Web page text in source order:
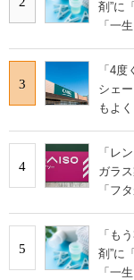
剤”に
「一
3
「4
シェ
もよ
4
「レ
ガラ
「フ
5
「も
剤”に
「一